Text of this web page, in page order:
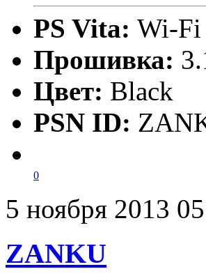
PS Vita: Wi-Fi
Прошивка:
Цвет: Black
PSN ID:
0
5 ноября 2013
ZANKU